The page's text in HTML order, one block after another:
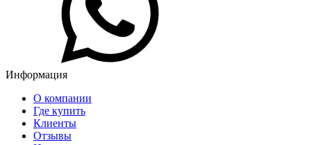
Информация
О компании
Где купить
Клиенты
Отзывы